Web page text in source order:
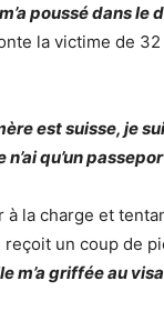
poussé dans le
la victime de
est suisse, je
qu’un
la charge et
un coup de
m’a griffée au